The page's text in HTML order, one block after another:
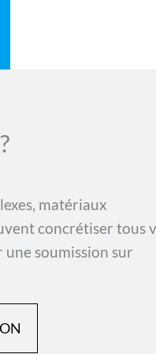
matériaux
concrétiser tous
soumission sur